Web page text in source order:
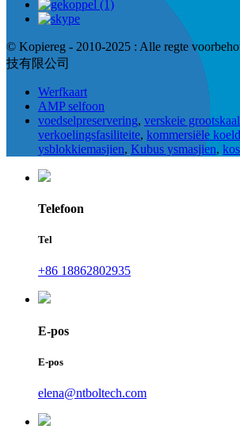
© Kopiereg - 2010-2025 : Alle regte
技有限公司
Werfkaart
AMP selfoon
voedselpreservering, verskeie
verkoelingsfasiliteite, kommersiële
ysblokkiemasjien, Kubus ysmasjien,
Telefoon
Tel
+86 18862802935
E-pos
E-pos
elena@ntboltech.com